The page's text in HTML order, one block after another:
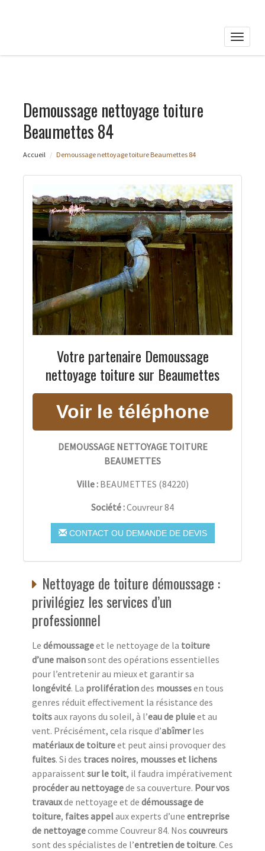
Toggle
Demoussage nettoyage toiture
Beaumettes 84
Accueil Demoussage nettoyage toiture Beaumettes 84
Votre partenaire Demoussage
nettoyage toiture sur Beaumettes
DEMOUSSAGE NETTOYAGE TOITURE
BEAUMETTES
Ville : BEAUMETTES (84220)
Société :Couvreur 84
CONTACT OU DEMANDE DE DEVIS
Nettoyage de toiture démoussage :
privilégiez les services d’un
professionnel
Le démoussageet le nettoyage de la toiture
d’une maisonsont des opérations essentielles
pour l’entretenir au mieux et garantir sa
longévité. La proliférationdes moussesen tous
genres réduit effectivement la résistance des
toitsaux rayons du soleil, à l’eau de pluieet au
vent. Précisément, cela risque d’abîmerles
matériaux de toitureet peut ainsi provoquer des
fuites. Si des traces noires, mousses et lichens
apparaissent sur le toit, il faudra impérativement
procéder au nettoyagede sa couverture. Pour vos
travauxde nettoyage et de démoussage de
toiture, faites appelaux experts d’une entreprise
de nettoyagecomme Couvreur 84. Nos couvreurs
sont des spécialistes de l’entretien de toiture. Ces